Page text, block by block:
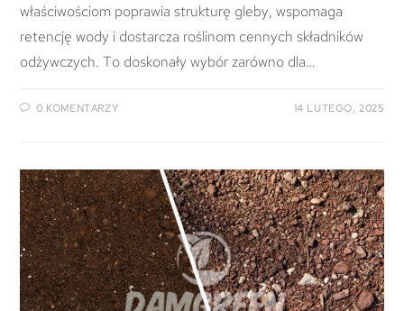
właściwościom poprawia strukturę gleby, wspomaga
retencję wody i dostarcza roślinom cennych składników
odżywczych. To doskonały wybór zarówno dla…
0 KOMENTARZY 14 LUTEGO, 2025